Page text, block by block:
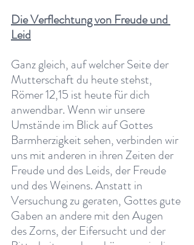
Die Verflechtung von Freude und
Leid
Ganz gleich, auf welcher Seite der
Mutterschaft du heute stehst,
Römer 12,15 ist heute für dich
anwendbar. Wenn wir unsere
Umstände im Blick auf Gottes
Barmherzigkeit sehen, verbinden wir
uns mit anderen in ihren Zeiten der
Freude und des Leids, der Freude
und des Weinens. Anstatt in
Versuchung zu geraten, Gottes gute
Gaben an andere mit den Augen
des Zorns, der Eifersucht und der